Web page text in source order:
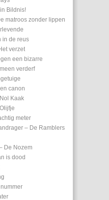
Bildnis!
matroos zonder lippen
in de reus
verzet
een bizarre
verderf
canon
Kaak
meter
– De Ramblers
De Nozem
is dood